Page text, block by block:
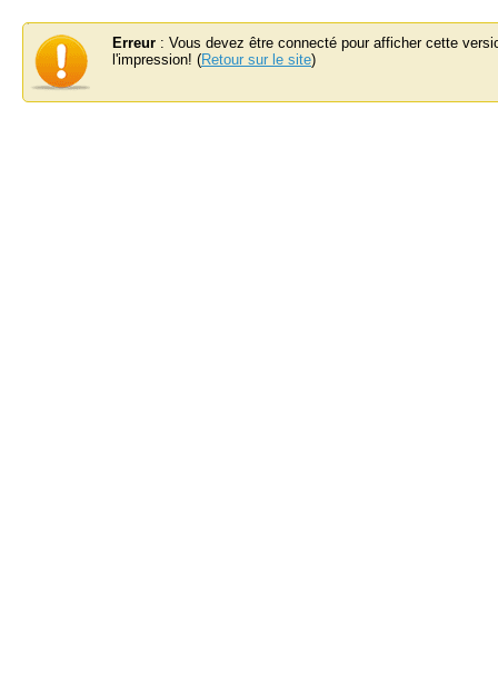
Erreur : Vous devez être connecté pour afficher cette
l'impression! (Retour sur le site)